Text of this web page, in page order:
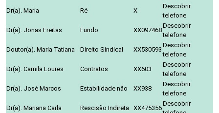
Dr(a). Maria
Ré X
Descobrir
telefone
Dr(a). Jonas Freitas
Fundo XX097468
Descobrir
telefone
Doutor(a). Maria Tatiana
Direito Sindical XX530593
Descobrir
telefone
Dr(a). Camila Loures
Contratos XX603
Descobrir
telefone
Dr(a). José Marcos
Estabilidade não XX938
Descobrir
telefone
Dr(a). Mariana Carla
Rescisão Indireta XX475356
Descobrir